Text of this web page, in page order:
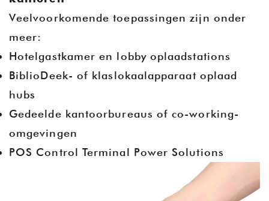
Veelvoorkomende toepassingen zijn onder
meer:
Hotelgastkamer en lobby oplaadstations
BiblioDeek- of klaslokaalapparaat oplaad
hubs
Gedeelde kantoorbureaus of co-working-
omgevingen
POS Control Terminal Power Solutions